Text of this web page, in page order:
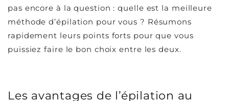
pas encore à la question : quelle est la meilleure
méthode d’épilation pour vous ? Résumons
rapidement leurs points forts pour que vous
puissiez faire le bon choix entre les deux.
Les avantages de l’épilation au